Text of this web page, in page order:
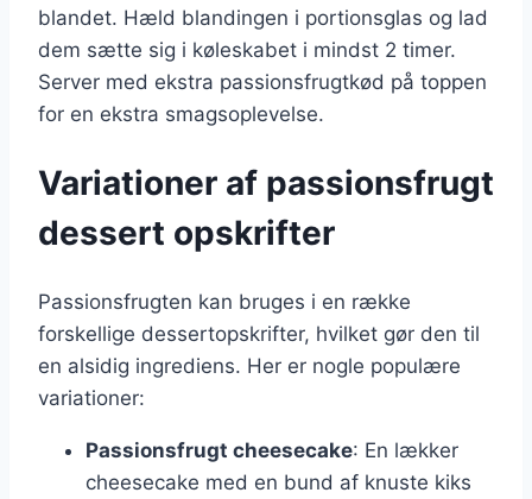
blandet. Hæld blandingen i portionsglas og lad
dem sætte sig i køleskabet i mindst 2 timer.
Server med ekstra passionsfrugtkød på toppen
for en ekstra smagsoplevelse.
Variationer af passionsfrugt
dessert opskrifter
Passionsfrugten kan bruges i en række
forskellige dessertopskrifter, hvilket gør den til
en alsidig ingrediens. Her er nogle populære
variationer:
Passionsfrugt cheesecake: En lækker
cheesecake med en bund af knuste kiks